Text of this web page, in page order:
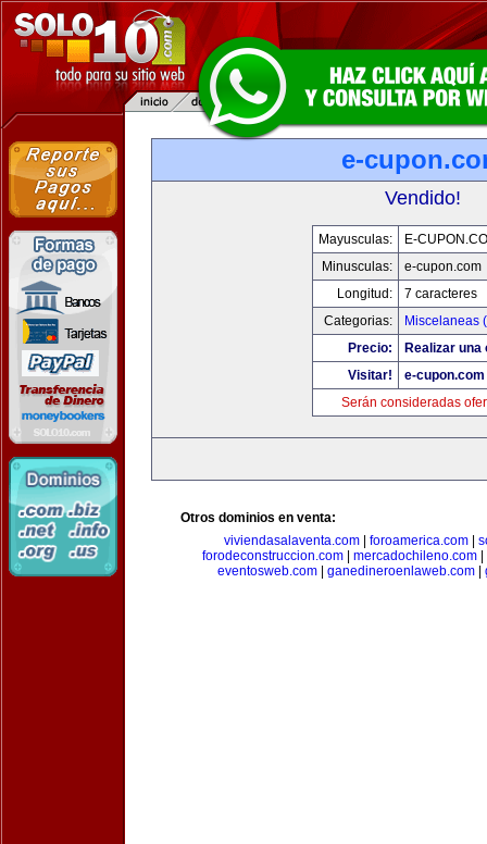
e-
Vendido!
Mayusculas:
E-
Minusculas:
e-cupon.com
Longitud:
7 caracteres
Categorias:
Miscelaneas
Precio:
Realizar una
Visitar!
e-cupon.com
Serán consideradas
Otros dominios en venta:
viviendasalaventa.com| foroamerica.com|
forodeconstruccion.com
mercadochileno.com
eventosweb.com| ganedineroenlaweb.com|